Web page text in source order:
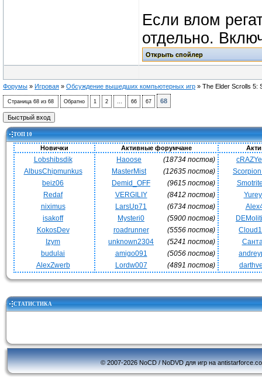
Если влом
отдельно.
Форумы » Игровая » Обсуждение вышедших компьютерных игр » The Elder Scrolls 5:
Страница 68 из 68 Обратно 1 2 … 66 67 68
ТОП 10
Новички Активные форумчане
Lobshibsdik
AlbusChipmunkus
beiz06
Redaf
niximus
isakoff
KokosDev
Izym
budulai
AlexZwerb
Haoose
(18734 постов)
MasterMist
(12635 постов)
Demid_OFF
(9615 постов)
VERGILIY
(8412 постов)
LarsUp71
(6734 постов)
Mysteri0
(5900 постов)
roadrunner
(5556 постов)
unknown2304
(5241 постов)
amigo091
(5056 постов)
Lordw007
(4891 постов)
СТАТИСТИКА
© 2007-2026 NoCD / NoDVD для игр на